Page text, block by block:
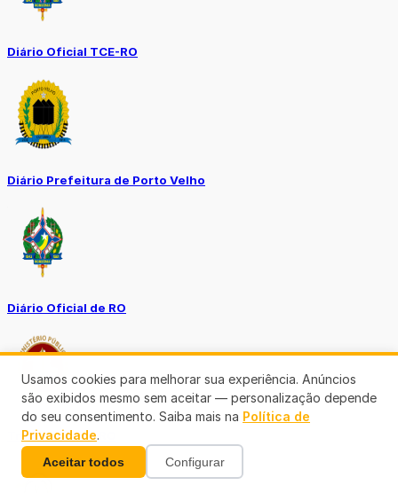
Diário Oficial TCE-RO
Diário Prefeitura de Porto Velho
Diário Oficial de RO
Transparência RO
Usamos cookies para melhorar sua experiência. Anúncios
são exibidos mesmo sem aceitar — personalização depende
do seu consentimento. Saiba mais na Política de
Privacidade.
Aceitar todos Configurar